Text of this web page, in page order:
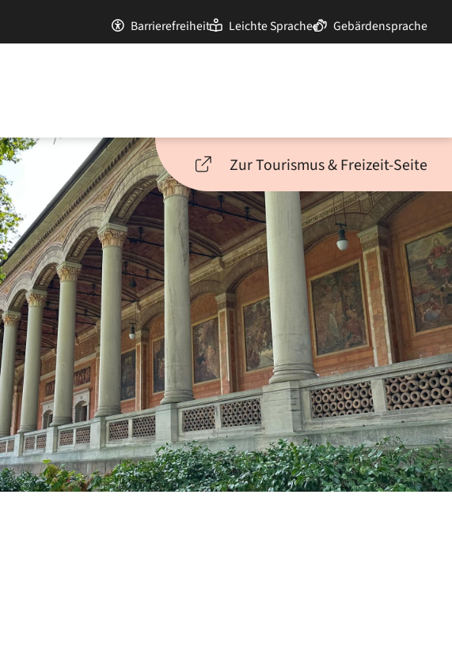
Barrierefreiheit Leichte Sprache Gebärdensprache
Zur Tourismus & Freizeit-Seite